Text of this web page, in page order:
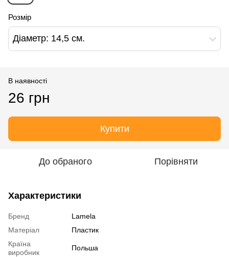
Розмір
Діаметр: 14,5 см.
В наявності
26 грн
Купити
До обраного Порівняти
Характеристики
Бренд
Lamela
Матеріал
Пластик
Країна
виробник
Польша